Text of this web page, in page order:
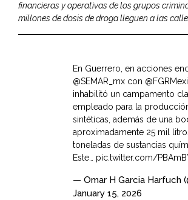
financieras y operativas de los grupos
millones de dosis de droga lleguen a las
En Guerrero, en acciones
@SEMAR_mx con
inhabilitó un campamento
empleado para la
sintéticas, además de una
aproximadamente 25 mil
toneladas de sustancias
Este… pic.twitter.com/
— Omar H Garcia Harfuch
January 15, 2026